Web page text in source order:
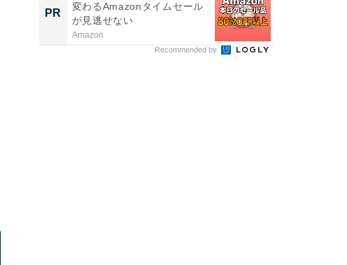
PR
変わるAmazonタイムセール
が見逃せない
Amazon
Recommended by